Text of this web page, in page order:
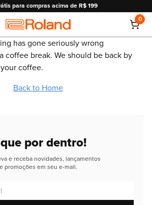
para compras acima de R$ 199
Roland
0
has gone seriously wrong
coffee break. We should be back by
coffee.
Back to Home
por dentro!
e receba novidades, lançamentos
e promoções em seu e-mail.